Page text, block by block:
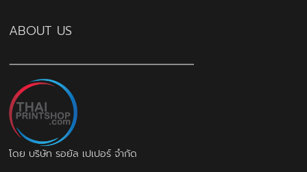
ABOUT US
โดย บริษัท รอยัล เปเปอร์ จำกัด